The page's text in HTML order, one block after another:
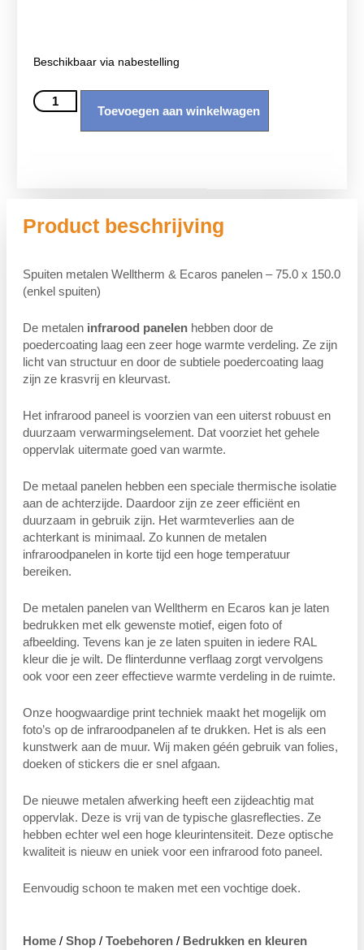
Beschikbaar via nabestelling
Toevoegen aan winkelwagen
Product beschrijving
Spuiten metalen Welltherm & Ecaros panelen – 75.0 x 150.0
(enkel spuiten)
De metalen infrarood panelen hebben door de
poedercoating laag een zeer hoge warmte verdeling. Ze zijn
licht van structuur en door de subtiele poedercoating laag
zijn ze krasvrij en kleurvast.
Het infrarood paneel is voorzien van een uiterst robuust en
duurzaam verwarmingselement. Dat voorziet het gehele
oppervlak uitermate goed van warmte.
De metaal panelen hebben een speciale thermische isolatie
aan de achterzijde. Daardoor zijn ze zeer efficiënt en
duurzaam in gebruik zijn. Het warmteverlies aan de
achterkant is minimaal. Zo kunnen de metalen
infraroodpanelen in korte tijd een hoge temperatuur
bereiken.
De metalen panelen van Welltherm en Ecaros kan je laten
bedrukken met elk gewenste motief, eigen foto of
afbeelding. Tevens kan je ze laten spuiten in iedere RAL
kleur die je wilt. De flinterdunne verflaag zorgt vervolgens
ook voor een zeer effectieve warmte verdeling in de ruimte.
Onze hoogwaardige print techniek maakt het mogelijk om
foto’s op de infraroodpanelen af te drukken. Het is als een
kunstwerk aan de muur. Wij maken géén gebruik van folies,
doeken of stickers die er snel afgaan.
De nieuwe metalen afwerking heeft een zijdeachtig mat
oppervlak. Deze is vrij van de typische glasreflecties. Ze
hebben echter wel een hoge kleurintensiteit. Deze optische
kwaliteit is nieuw en uniek voor een infrarood foto paneel.
Eenvoudig schoon te maken met een vochtige doek.
Home / Shop / Toebehoren / Bedrukken en kleuren